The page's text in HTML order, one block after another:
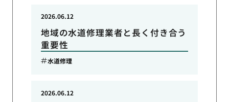
地域の水道修理業者と長く付き合う
重要性
2026.06.12
水道修理
2026.06.12